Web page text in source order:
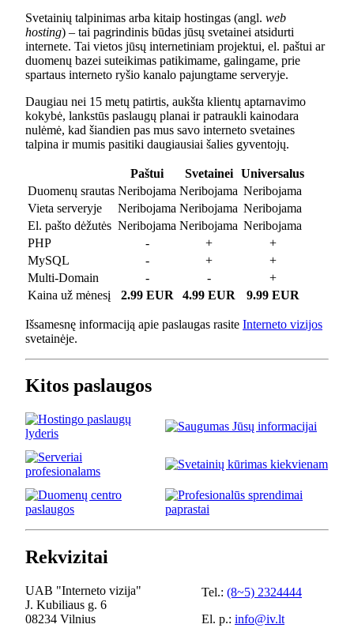
Svetainių talpinimas arba kitaip hostingas (angl. web
hosting) – tai pagrindinis būdas jūsų svetainei atsidurti
internete. Tai vietos jūsų internetiniam projektui, el. paštui ar
duomenų bazei suteikimas patikimame, galingame, prie
spartaus interneto ryšio kanalo pajungtame serveryje.
Daugiau nei 15 metų patirtis, aukšta klientų aptarnavimo
kokybė, lankstūs paslaugų planai ir patraukli kainodara
nulėmė, kad šiandien pas mus savo interneto svetaines
talpina ir mumis pasitiki daugiausiai šalies gyventojų.
Paštui Svetainei
Universalus
Duomenų srautas Neribojama Neribojama Neribojama
Vieta serveryje
Neribojama Neribojama Neribojama
El. pašto dėžutės Neribojama Neribojama Neribojama
PHP
- +
+
MySQL
- +
+
Multi-Domain
- -
+
Kaina už mėnesį
2.99 EUR 4.99 EUR 9.99 EUR
Išsamesnę informaciją apie paslaugas rasite Interneto vizijos
svetainėje.
Kitos paslaugos
Rekvizitai
UAB "Interneto vizija"
J. Kubiliaus g. 6
08234 Vilnius
Tel.: (8~5) 2324444
El. p.: info@iv.lt